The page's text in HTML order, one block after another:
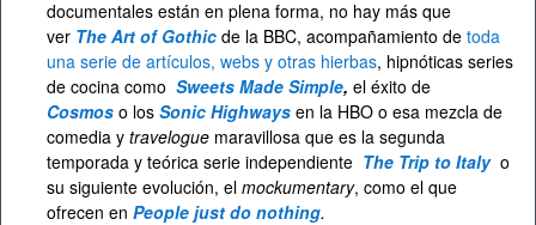
documentales están en plena forma, no hay más que
ver The Art of Gothic de la BBC, acompañamiento de toda
una serie de artículos, webs y otras hierbas, hipnóticas series
de cocina como Sweets Made Simple, el éxito de
Cosmos o los Sonic Highways en la HBO o esa mezcla de
comedia y travelogue maravillosa que es la segunda
temporada y teórica serie independiente The Trip to Italyo
su siguiente evolución, el mockumentary, como el que
ofrecen en People just do nothing.